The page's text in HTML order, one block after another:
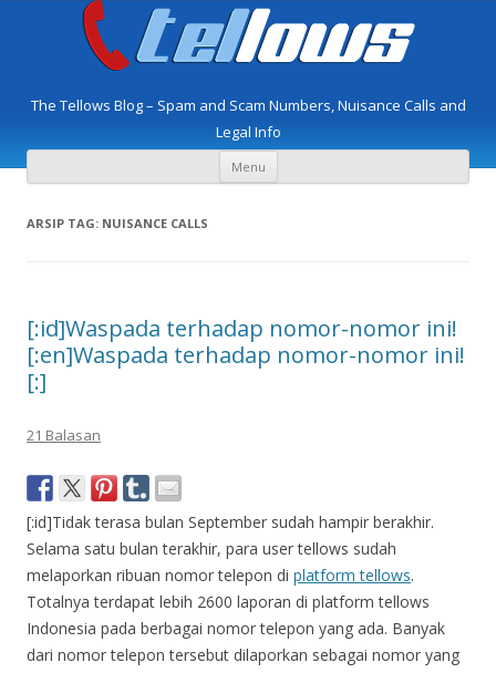
The Tellows Blog – Spam and Scam Numbers, Nuisance Calls and
Legal Info
Menu
ARSIP TAG: NUISANCE CALLS
[:id]Waspada terhadap nomor-nomor ini!
[:en]Waspada terhadap nomor-nomor ini!
[:]
21 Balasan
[:id]Tidak terasa bulan September sudah hampir berakhir.
Selama satu bulan terakhir, para user tellows sudah
melaporkan ribuan nomor telepon di platform tellows.
Totalnya terdapat lebih 2600 laporan di platform tellows
Indonesia pada berbagai nomor telepon yang ada. Banyak
dari nomor telepon tersebut dilaporkan sebagai nomor yang